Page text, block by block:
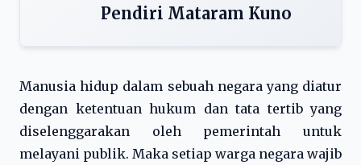
Pendiri Mataram Kuno
Manusia hidup dalam sebuah negara yang diatur
dengan ketentuan hukum dan tata tertib yang
diselenggarakan oleh pemerintah untuk
melayani publik. Maka setiap warga negara wajib